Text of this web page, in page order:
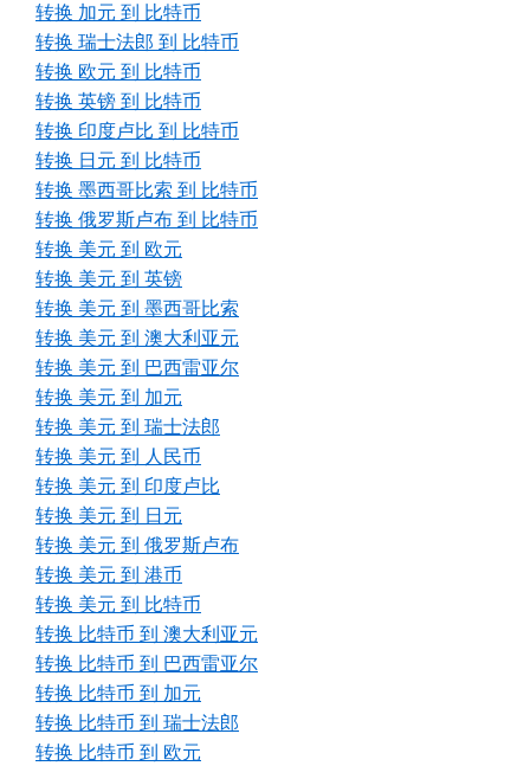
转换 加元 到 比特币
转换 瑞士法郎 到 比特币
转换 欧元 到 比特币
转换 英镑 到 比特币
转换 印度卢比 到 比特币
转换 日元 到 比特币
转换 墨西哥比索 到 比特币
转换 俄罗斯卢布 到 比特币
转换 美元 到 欧元
转换 美元 到 英镑
转换 美元 到 墨西哥比索
转换 美元 到 澳大利亚元
转换 美元 到 巴西雷亚尔
转换 美元 到 加元
转换 美元 到 瑞士法郎
转换 美元 到 人民币
转换 美元 到 印度卢比
转换 美元 到 日元
转换 美元 到 俄罗斯卢布
转换 美元 到 港币
转换 美元 到 比特币
转换 比特币 到 澳大利亚元
转换 比特币 到 巴西雷亚尔
转换 比特币 到 加元
转换 比特币 到 瑞士法郎
转换 比特币 到 欧元